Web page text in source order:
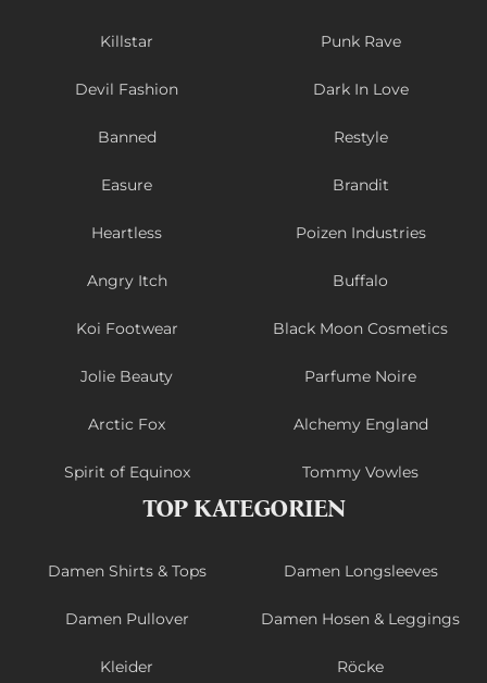
Killstar Punk Rave
Devil Fashion Dark In Love
Banned Restyle
Easure Brandit
Heartless Poizen Industries
Angry Itch Buffalo
Koi Footwear Black Moon Cosmetics
Jolie Beauty Parfume Noire
Arctic Fox Alchemy England
Spirit of Equinox Tommy Vowles
TOP KATEGORIEN
Damen Shirts & Tops Damen Longsleeves
Damen Pullover Damen Hosen & Leggings
Kleider Röcke